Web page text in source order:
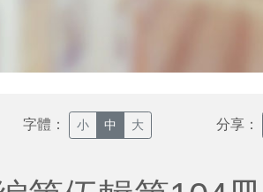
字體： 小 中 大 分享：